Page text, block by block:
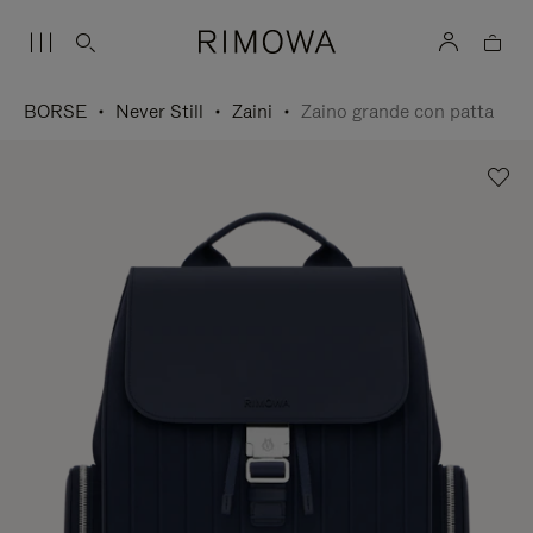
BORSE Never Still Zaini Zaino grande con patta